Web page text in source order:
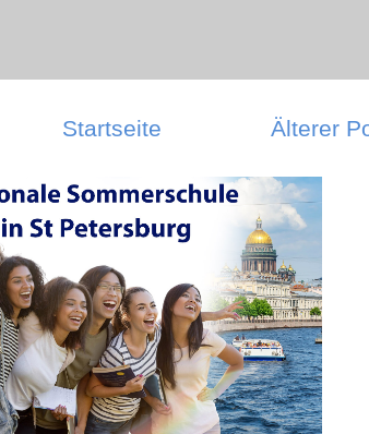
Älterer
Startseite